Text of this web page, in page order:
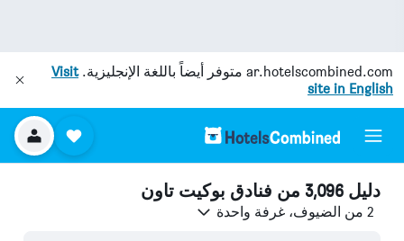
ar.hotelscombined.com متوفر أيضاً باللغة الإنجليزية.Visit
site in English
دليل 3,096 من فنادق بوكيت تاون
2 من الضيوف، غرفة واحدة